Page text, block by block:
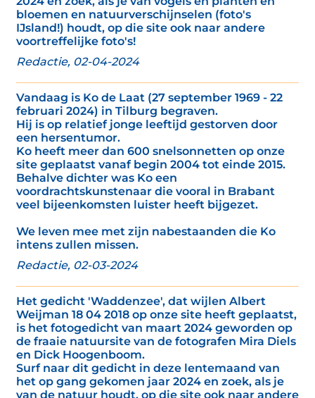
bloemen en natuurverschijnselen (foto's
IJsland!) houdt, op die site ook naar andere
voortreffelijke foto's!
Redactie, 02-04-2024
Vandaag is Ko de Laat (27 september 1969 - 22
februari 2024) in Tilburg begraven.
Hij is op relatief jonge leeftijd gestorven door
een hersentumor.
Ko heeft meer dan 600 snelsonnetten op onze
site geplaatst vanaf begin 2004 tot einde 2015.
Behalve dichter was Ko een
voordrachtskunstenaar die vooral in Brabant
veel bijeenkomsten luister heeft bijgezet.
We leven mee met zijn nabestaanden die Ko
intens zullen missen.
Redactie, 02-03-2024
Het gedicht 'Waddenzee', dat wijlen Albert
Weijman 18 04 2018 op onze site heeft geplaatst,
is het fotogedicht van maart 2024 geworden op
de fraaie natuursite van de fotografen Mira Diels
en Dick Hoogenboom.
Surf naar dit gedicht in deze lentemaand van
het op gang gekomen jaar 2024 en zoek, als je
van de natuur houdt, op die site ook naar andere